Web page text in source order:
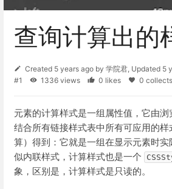
查询计算出的
Created 5 years ago by 学院君, Updated 5
#1
1336 views 0 likes 0 collects
元素的计算样式是一组属性值，它由
结合所有链接样式表中所有可应用的
算）得到：它就是一组在显示元素时
似内联样式，计算样式也是一个
象，区别是，计算样式是只读的。